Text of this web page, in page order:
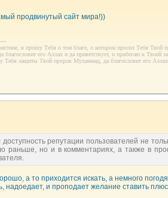
продвинутый сайт мира!))
я прошу Тебя о том благе, о котором просил Тебя Твой
благословит его Аллах и да приветствует, и прибегаю к Твоей
Тебя защиты Твой пророк Мухаммад, да благословит его Аллах
репутации пользователей не
раньше, но и в комментариях, а также в
а то приходится искать, а немного
надоедает, и проподает желание ставить